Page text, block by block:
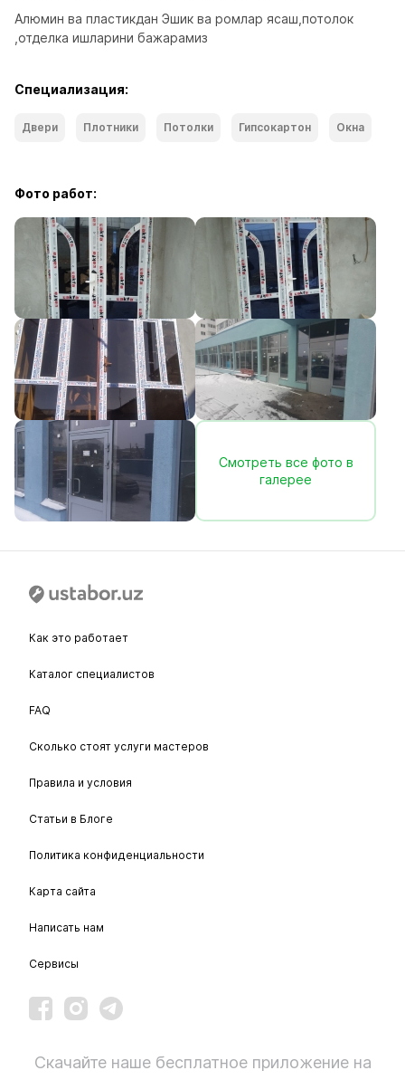
Алюмин ва пластикдан Эшик ва ромлар ясаш,потолок
,отделка ишларини бажарамиз
Специализация:
Двери Плотники Потолки Гипсокартон Окна
Фото работ:
Смотреть все фото в
галерее
Как это работает
Каталог специалистов
FAQ
Сколько стоят услуги мастеров
Правила и условия
Статьи в Блоге
Политика конфиденциальности
Карта сайта
Написать нам
Сервисы
Скачайте наше бесплатное приложение на